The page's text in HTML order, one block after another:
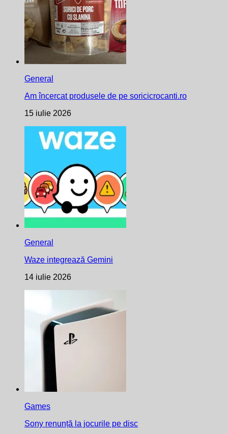
General
Am încercat produsele de pe soricicrocanti.ro
15 iulie 2026
General
Waze integrează Gemini
14 iulie 2026
Games
Sony renunță la jocurile pe disc